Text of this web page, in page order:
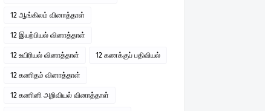
12 ஆங்கிலம் வினாத்தாள்
12 இயற்பியல் வினாத்தாள்
12 உயிரியல் வினாத்தாள் 12 கணக்குப் பதிவியல்
12 கணிதம் வினாத்தாள்
12 கணினி அறிவியல் வினாத்தாள்